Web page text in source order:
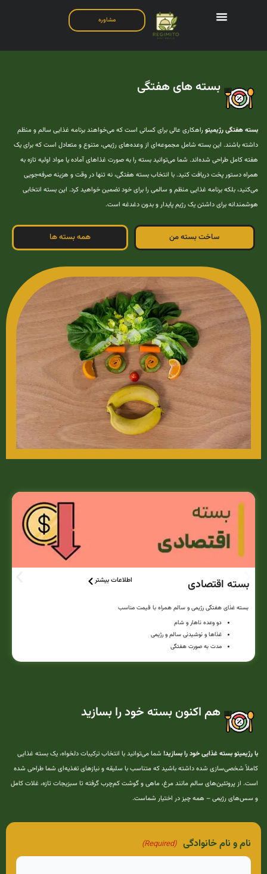
مشاوره
بسته های هفتگی
بسته هفتگی رژیمیتوراهکاری عالی برای کسانی است که می‌خواهند برنامه غذایی سالم و منظم
داشته باشند. این بسته شامل مجموعه‌ای از وعده‌های رژیمی، متنوع و متعادل است که برای یک
هفته کامل طراحی شده‌اند. شما می‌توانید بسته را به صورت غذاهای آماده یا مواد اولیه تازه به
همراه دستور پخت دریافت کنید. با انتخاب بسته هفتگی، نه تنها در وقت و هزینه صرفه‌جویی
می‌کنید، بلکه برنامه غذایی منظم و سالمی را برای خود تضمین خواهید کرد. این بسته انتخابی
هوشمندانه برای داشتن یک رژیم پایدار و بدون دغدغه است.
ساخت بسته من همه بسته ها
بسته اقتصادی اطلاعات بیشتر
بسته غذای هفتگی رژیمی و سالم همراه با قیمت مناسب
دو وعده ناهار و شام
غذاها و نوشیدنی سالم و رژیمی
مدت به صورت هفتگی
هم اکنون بسته خود را بسازید
با رژیمیتو بسته غذایی خود را بسازید!شما می‌توانید با انتخاب ترکیبات دلخواه، یک بسته غذایی
کاملاً شخصی‌سازی شده داشته باشید که متناسب با سلیقه و نیازهای تغذیه‌ای شما طراحی شده
است. از پروتئین‌های سالم مانند مرغ، ماهی و گوشت کم‌چرب گرفته تا سبزیجات تازه، غلات کامل
و سس‌های رژیمی – همه چیز در اختیار شماست.
نام و نام خانوادگی (Required)